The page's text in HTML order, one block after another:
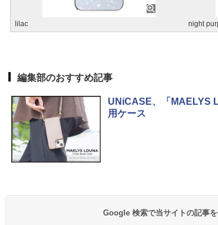
lilac night
編集部のおすすめ記事
UNiCASE、「MAELYS
用ケース
Google 検索で当サイトの記事